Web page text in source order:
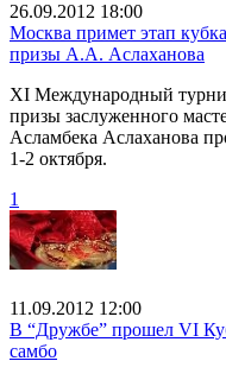
26.09.2012 18:00
Москва примет этап
призы А.А. Аслаханова
XI Международный
призы заслуженного
Асламбека Аслаханова
1-2 октября.
1
11.09.2012 12:00
В “Дружбе” прошел VI
самбо